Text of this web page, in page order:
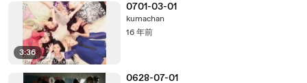
3:36
0701-03-01
kumachan
16 年前
0628-07-01